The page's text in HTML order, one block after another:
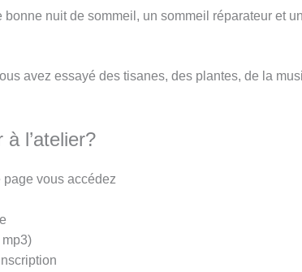
nuit de sommeil, un sommeil réparateur et
avez essayé des tisanes, des plantes, de la
l’atelier?
page vous accédez